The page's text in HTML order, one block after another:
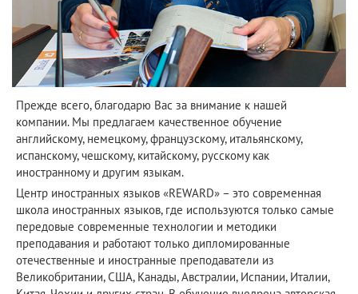
Прежде всего, благодарю Вас за внимание к нашей
компании. Мы предлагаем качественное обучение
английскому, немецкому, французскому, итальянскому,
испанскому, чешскому, китайскому, русскому как
иностранному и другим языкам.
Центр иностранных языков «REWARD» – это современная
школа иностранных языков, где используются только самые
передовые современные технологии и методики
преподавания и работают только дипломированные
отечественные и иностранные преподаватели из
Великобритании, США, Канады, Австралии, Испании, Италии,